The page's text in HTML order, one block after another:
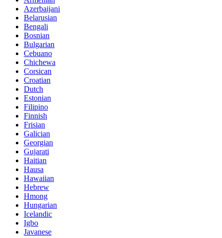
Azerbaijani
Belarusian
Bengali
Bosnian
Bulgarian
Cebuano
Chichewa
Corsican
Croatian
Dutch
Estonian
Filipino
Finnish
Frisian
Galician
Georgian
Gujarati
Haitian
Hausa
Hawaiian
Hebrew
Hmong
Hungarian
Icelandic
Igbo
Javanese